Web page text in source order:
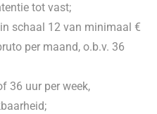
tot vast;
schaal 12 van minimaal €
per maand, o.b.v. 36
36 uur per week,